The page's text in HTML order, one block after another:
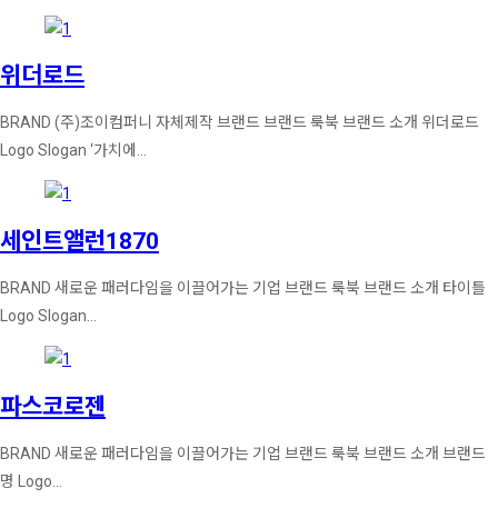
위더로드
BRAND (주)조이컴퍼니 자체제작 브랜드 브랜드 룩북 브랜드 소개 위더로드
Logo Slogan ‘가치에…
세인트앨런1870
BRAND 새로운 패러다임을 이끌어가는 기업 브랜드 룩북 브랜드 소개 타이틀
Logo Slogan…
파스코로젠
BRAND 새로운 패러다임을 이끌어가는 기업 브랜드 룩북 브랜드 소개 브랜드
명 Logo…